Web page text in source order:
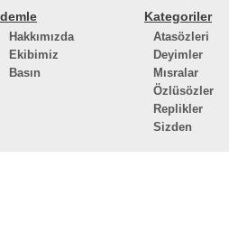
demle
Hakkımızda
Ekibimiz
Basın
Kategoriler
Atasözleri
Deyimler
Mısralar
Özlüsözler
Replikler
Sizden